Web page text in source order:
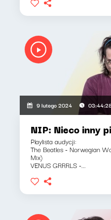
9 lutego 2024
NIP: Nieco inny
Playlista audycji:
The Beatles - Norwegian
Mix)
VENUS GRRRLS -...